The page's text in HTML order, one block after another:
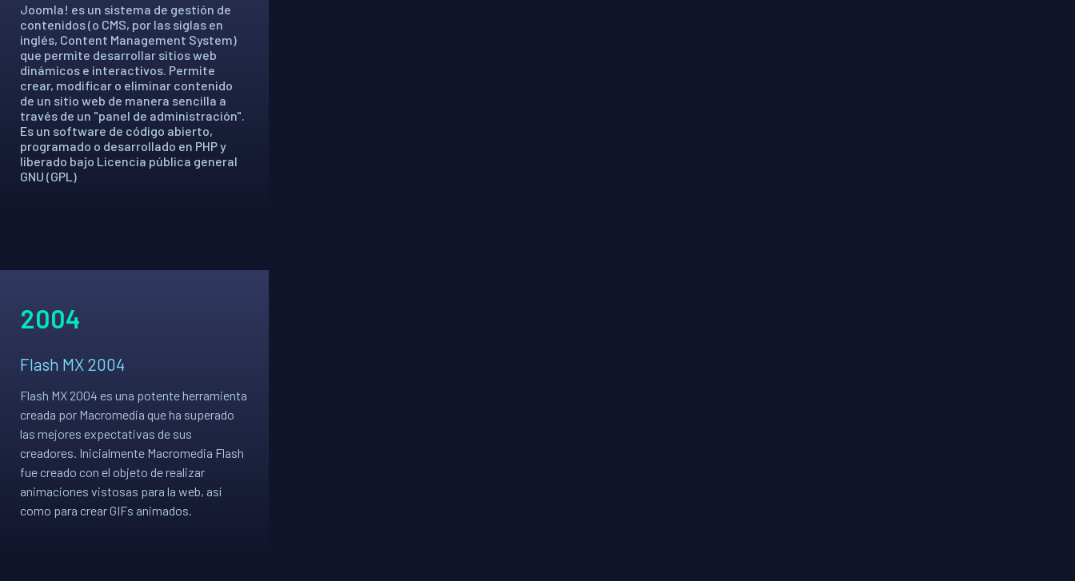
Joomla! es un sistema de gestión de
contenidos (o CMS, por las siglas en
inglés, Content Management System)
que permite desarrollar sitios web
dinámicos e interactivos. Permite
crear, modificar o eliminar contenido
de un sitio web de manera sencilla a
través de un "panel de administración".
Es un software de código abierto,
programado o desarrollado en PHP y
liberado bajo Licencia pública general
GNU (GPL)
2004
Flash MX 2004
Flash MX 2004 es una potente herramienta
creada por Macromedia que ha superado
las mejores expectativas de sus
creadores. Inicialmente Macromedia Flash
fue creado con el objeto de realizar
animaciones vistosas para la web, así
como para crear GIFs animados.